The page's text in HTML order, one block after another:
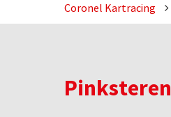
Coronel Kartracing
Pinksteren